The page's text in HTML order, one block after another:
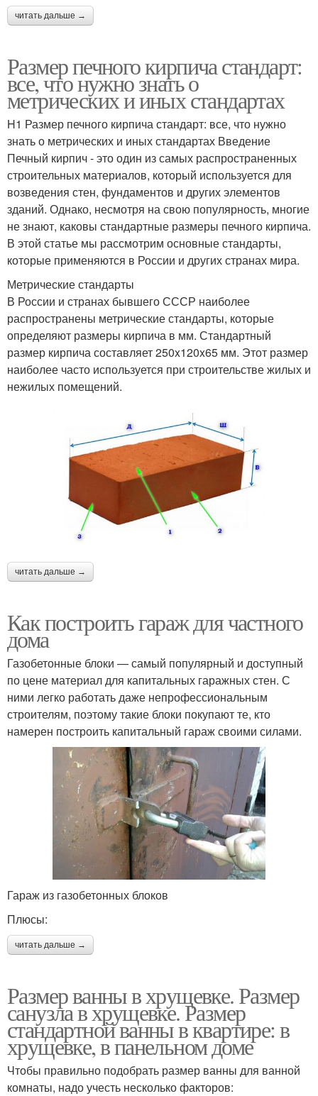
читать дальше →
Размер печного кирпича стандарт:
все, что нужно знать о
метрических и иных стандартах
H1 Размер печного кирпича стандарт: все, что нужно
знать о метрических и иных стандартах Введение
Печный кирпич - это один из самых распространенных
строительных материалов, который используется для
возведения стен, фундаментов и других элементов
зданий. Однако, несмотря на свою популярность, многие
не знают, каковы стандартные размеры печного кирпича.
В этой статье мы рассмотрим основные стандарты,
которые применяются в России и других странах мира.
Метрические стандарты
В России и странах бывшего СССР наиболее
распространены метрические стандарты, которые
определяют размеры кирпича в мм. Стандартный
размер кирпича составляет 250x120x65 мм. Этот размер
наиболее часто используется при строительстве жилых и
нежилых помещений.
читать дальше →
Как построить гараж для частного
дома
Газобетонные блоки — самый популярный и доступный
по цене материал для капитальных гаражных стен. С
ними легко работать даже непрофессиональным
строителям, поэтому такие блоки покупают те, кто
намерен построить капитальный гараж своими силами.
Гараж из газобетонных блоков
Плюсы:
читать дальше →
Размер ванны в хрущевке. Размер
санузла в хрущевке. Размер
стандартной ванны в квартире: в
хрущевке, в панельном доме
Чтобы правильно подобрать размер ванны для ванной
комнаты, надо учесть несколько факторов: